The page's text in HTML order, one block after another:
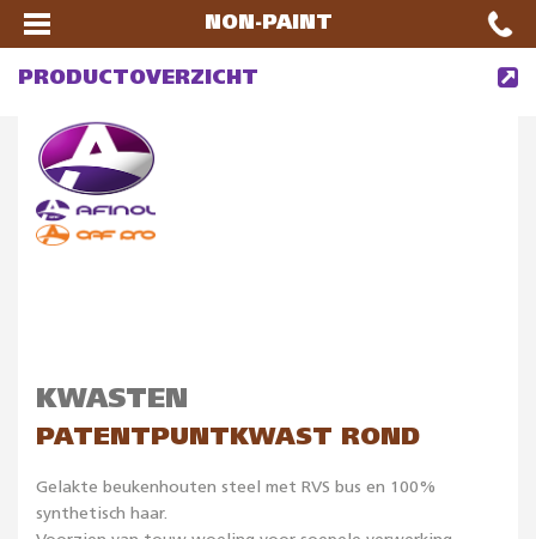
NON-PAINT
PRODUCTOVERZICHT
KWASTEN
PATENTPUNTKWAST ROND
Gelakte beukenhouten steel met RVS bus en 100%
synthetisch haar.